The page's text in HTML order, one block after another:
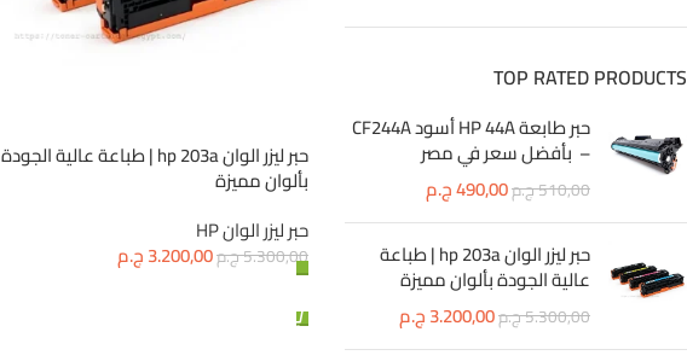
TOP RATED PRODUCTS
حبر طابعة HP 44A أسود CF244A
– بأفضل سعر في مصر
510,00ج.م490,00ج.م
حبر ليزر الوان hp 203a | طباعة
عالية الجودة بألوان مميزة
5.300,00ج.م3.200,00ج.م
حبر ليزر الوان hp 203a | طباعة عالية الجودة
بألوان مميزة
حبر ليزر الوان HP
5.300,00ج.م3.200,00ج.م